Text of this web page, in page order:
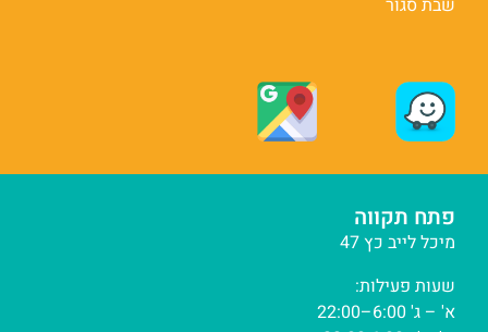
פתח תקווה
מיכל לייב כץ 47
שעות פעילות:
א' – ג' 6:00–22:00